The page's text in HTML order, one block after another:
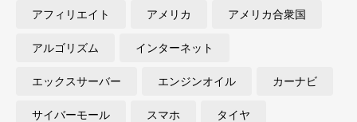
アフィリエイト アメリカ アメリカ合衆国
アルゴリズム インターネット
エックスサーバー エンジンオイル カーナビ
サイバーモール スマホ タイヤ